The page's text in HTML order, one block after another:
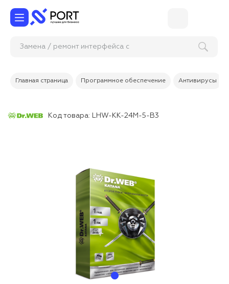
Замена / ремонт интер
Главная страница Программное обеспечение Антивирусы
Код товара: LHW-KK-24M-5-B3